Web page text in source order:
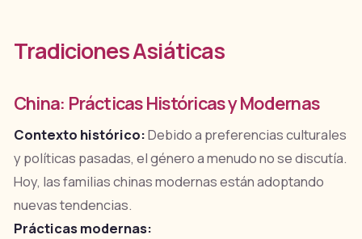
Tradiciones Asiáticas
China: Prácticas Históricas y Modernas
Contexto histórico:Debido a preferencias culturales
y políticas pasadas, el género a menudo no se discutía.
Hoy, las familias chinas modernas están adoptando
nuevas tendencias.
Prácticas modernas: